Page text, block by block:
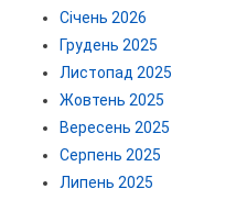
Січень 2026
Грудень 2025
Листопад 2025
Жовтень 2025
Вересень 2025
Серпень 2025
Липень 2025